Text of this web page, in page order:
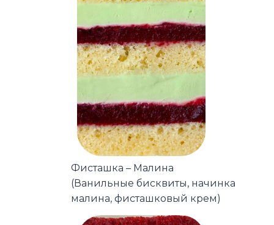
Фисташка – Малина
(Ванильные бисквиты, начинка
малина, фисташковый крем)